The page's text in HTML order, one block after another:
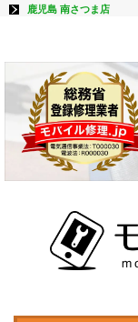
鹿児島 南さつま店